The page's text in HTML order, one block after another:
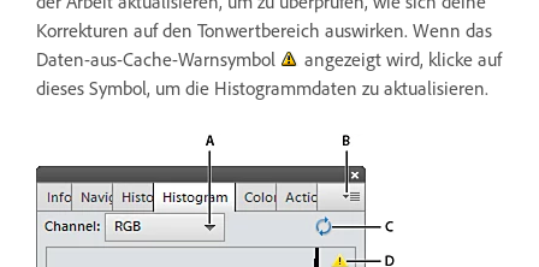
Korrekturen auf den Tonwertbereich auswirken. Wenn das
Daten-aus-Cache-Warnsymbol
angezeigt wird, klicke auf
dieses Symbol, um die Histogrammdaten zu aktualisieren.